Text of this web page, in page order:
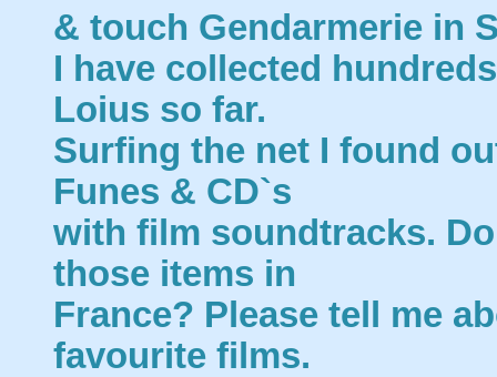
& touch Gendarmerie in
I have collected
Loius so far.
Surfing the net I found
Funes & CD`s
with film soundtracks.
those items in
France? Please tell me
favourite films.